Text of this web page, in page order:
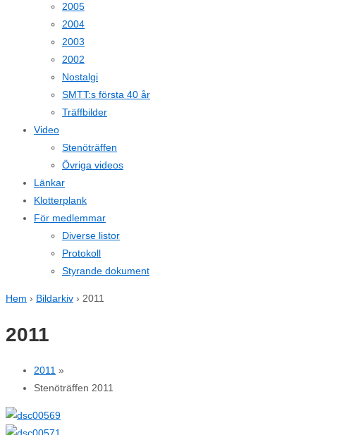
2005
2004
2003
2002
Nostalgi
SMTT:s första 40 år
Träffbilder
Video
Stenöträffen
Övriga videos
Länkar
Klotterplank
För medlemmar
Diverse listor
Protokoll
Styrande dokument
Hem › Bildarkiv › 2011
2011
2011 »
Stenöträffen 2011